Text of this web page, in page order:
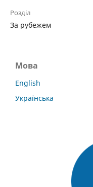
Розділ
За рубежем
Мова
English
Українська